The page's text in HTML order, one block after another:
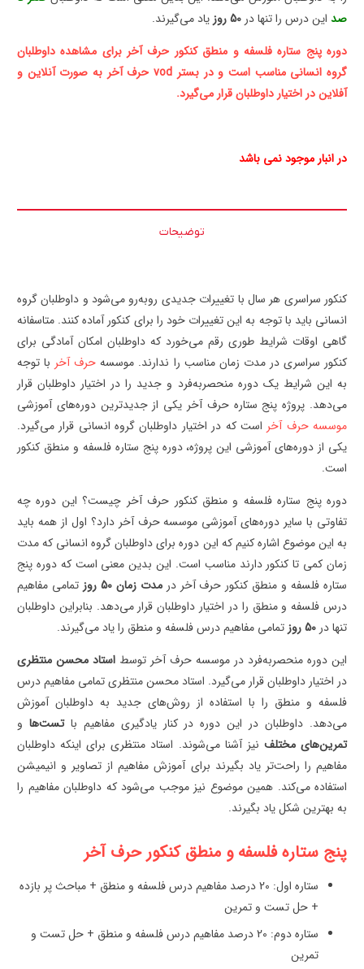
صد این درس را تنها در 50 روز
یاد می‌گیرند.
دوره پنج ستاره فلسفه و منطق کنکور حرف آخر برای مشاهده داوطلبان
گروه انسانی مناسب است و در بستر vodحرف آخر به صورت آنلاین و
آفلاین در اختیار داوطلبان قرار می‌گیرد.
در انبار موجود نمی باشد
توضیحات
کنکور سراسری هر سال با تغییرات جدیدی روبه‌رو می‌شود و داوطلبان گروه
انسانی باید با توجه به این تغییرات خود را برای کنکور آماده کنند. متاسفانه
گاهی اوقات شرایط طوری رقم می‌خورد که داوطلبان امکان آمادگی برای
کنکور سراسری در مدت زمان مناسب را ندارند. موسسه حرف آخر با توجه
به این شرایط یک دوره منحصربه‌فرد و جدید را در اختیار داوطلبان قرار
می‌دهد. پروژه پنج ستاره حرف آخر یکی از جدیدترین دوره‌های آموزشی
موسسه حرف آخر است که در اختیار داوطلبان گروه انسانی قرار می‌گیرد.
یکی از دوره‌های آموزشی این پروژه، دوره پنج ستاره فلسفه و منطق کنکور
است.
دوره پنج ستاره فلسفه و منطق کنکور حرف آخر چیست؟ این دوره چه
تفاوتی با سایر دوره‌های آموزشی موسسه حرف آخر دارد؟ اول از همه باید
به این موضوع اشاره کنیم که این دوره برای داوطلبان گروه انسانی که مدت
زمان کمی تا کنکور دارند مناسب است. این بدین معنی است که دوره پنج
ستاره فلسفه و منطق کنکور حرف آخر درمدت زمان 50 روز
تمامی مفاهیم
درس فلسفه و منطق را در اختیار داوطلبان قرار می‌دهد. بنابراین داوطلبان
تنها در 50 روز
تمامی مفاهیم درس فلسفه و منطق را یاد می‌گیرند.
این دوره منحصربه‌فرد در موسسه حرف آخر توسط استاد محسن منتظری
در اختیار داوطلبان قرار می‌گیرد. استاد محسن منتظری تمامی مفاهیم درس
فلسفه و منطق را با استفاده از روش‌های جدید به داوطلبان آموزش
می‌دهد. داوطلبان در این دوره در کنار یادگیری مفاهیم باتست‌ها و
تمرین‌های مختلف نیز آشنا می‌شوند. استاد منتظری برای اینکه داوطلبان
مفاهیم را راحت‌تر یاد بگیرند برای آموزش مفاهیم از تصاویر و انیمیشن
استفاده می‌کند. همین موضوع نیز موجب می‌شود که داوطلبان مفاهیم را
به بهترین شکل یاد بگیرند.
پنج ستاره فلسفه و منطق کنکور حرف آخر
ستاره اول: 20 درصد مفاهیم درس فلسفه و منطق + مباحث پر بازده
+ حل تست و تمرین
ستاره دوم: 20 درصد مفاهیم درس فلسفه و منطق + حل تست و
تمرین